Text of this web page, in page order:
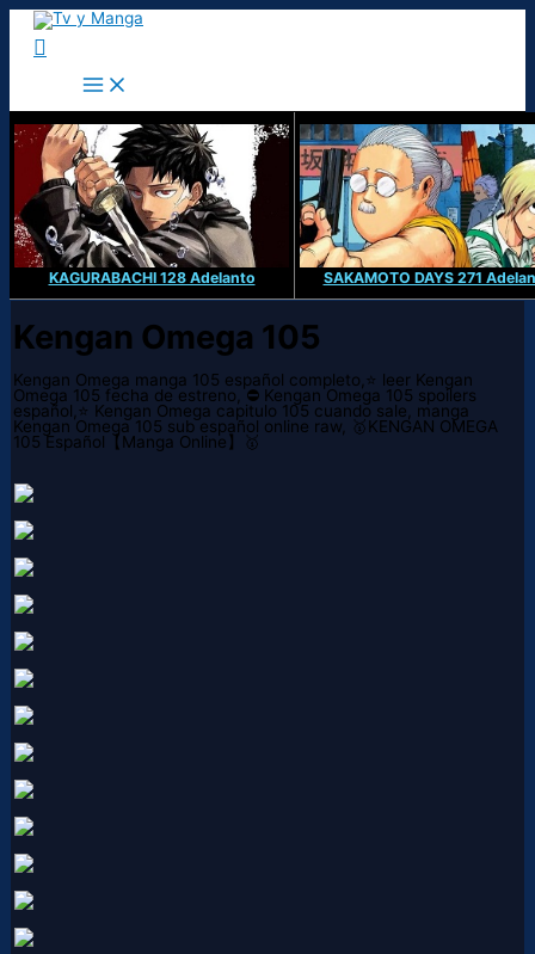
Ir
contenido
Buscar
KAGURABACHI 128 Adelanto SAKAMOTO DAYS 271
Kengan Omega 105
Kengan Omega manga 105 español completo,⭐ leer Kengan
Omega 105 fecha de estreno, ⛔ Kengan Omega 105 spoilers
español,⭐ Kengan Omega capitulo 105 cuando sale, manga
Kengan Omega 105 sub español online raw, 🥇KENGAN OMEGA
105 Español【Manga Online】🥇